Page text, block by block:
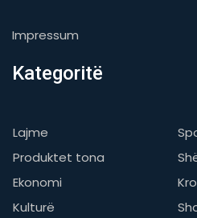
Impressum
Kategoritë
Lajme
Produktet tona
Ekonomi
Kulturë